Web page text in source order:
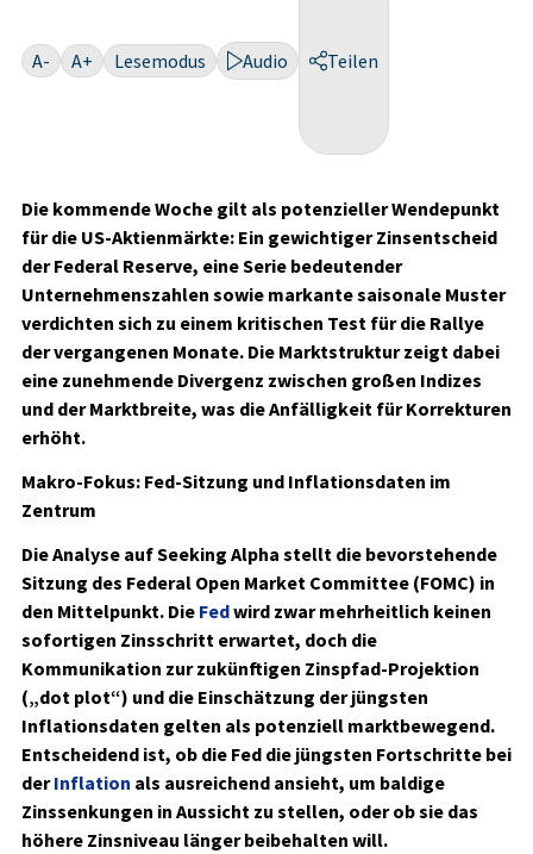
A- A+ Lesemodus Audio Teilen
Die kommende Woche gilt als potenzieller Wendepunkt
für die US-Aktienmärkte: Ein gewichtiger Zinsentscheid
der Federal Reserve, eine Serie bedeutender
Unternehmenszahlen sowie markante saisonale Muster
verdichten sich zu einem kritischen Test für die Rallye
der vergangenen Monate. Die Marktstruktur zeigt dabei
eine zunehmende Divergenz zwischen großen Indizes
und der Marktbreite, was die Anfälligkeit für Korrekturen
erhöht.
Makro-Fokus: Fed-Sitzung und Inflationsdaten im
Zentrum
Die Analyse auf Seeking Alpha stellt die bevorstehende
Sitzung des Federal Open Market Committee (FOMC) in
den Mittelpunkt. Die Fedwird zwar mehrheitlich keinen
sofortigen Zinsschritt erwartet, doch die
Kommunikation zur zukünftigen Zinspfad-Projektion
(„dot plot“) und die Einschätzung der jüngsten
Inflationsdaten gelten als potenziell marktbewegend.
Entscheidend ist, ob die Fed die jüngsten Fortschritte bei
derInflation als ausreichend ansieht, um baldige
Zinssenkungen in Aussicht zu stellen, oder ob sie das
höhere Zinsniveau länger beibehalten will.